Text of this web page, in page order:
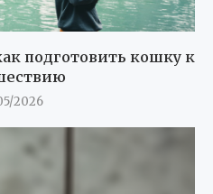
подготовить кошку к
2026